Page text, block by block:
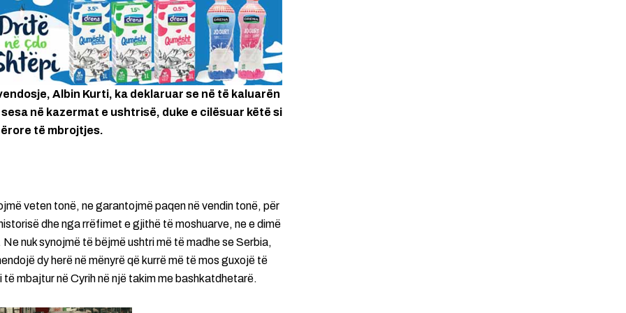
Albin Kurti, ka deklaruar se në të kaluarën
në kazermat e ushtrisë, duke e cilësuar këtë si
të mbrojtjes.
veten tonë, ne garantojmë paqen në vendin tonë, për
dhe nga rrëfimet e gjithë të moshuarve, ne e dimë
nuk synojmë të bëjmë ushtri më të madhe se Serbia,
dy herë në mënyrë që kurrë më të mos guxojë të
mbajtur në Cyrih në një takim me bashkatdhetarë.